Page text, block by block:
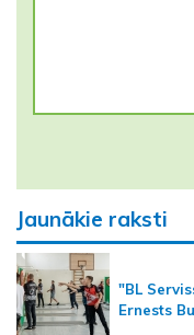
Jaunākie raksti
"BL
Ernests